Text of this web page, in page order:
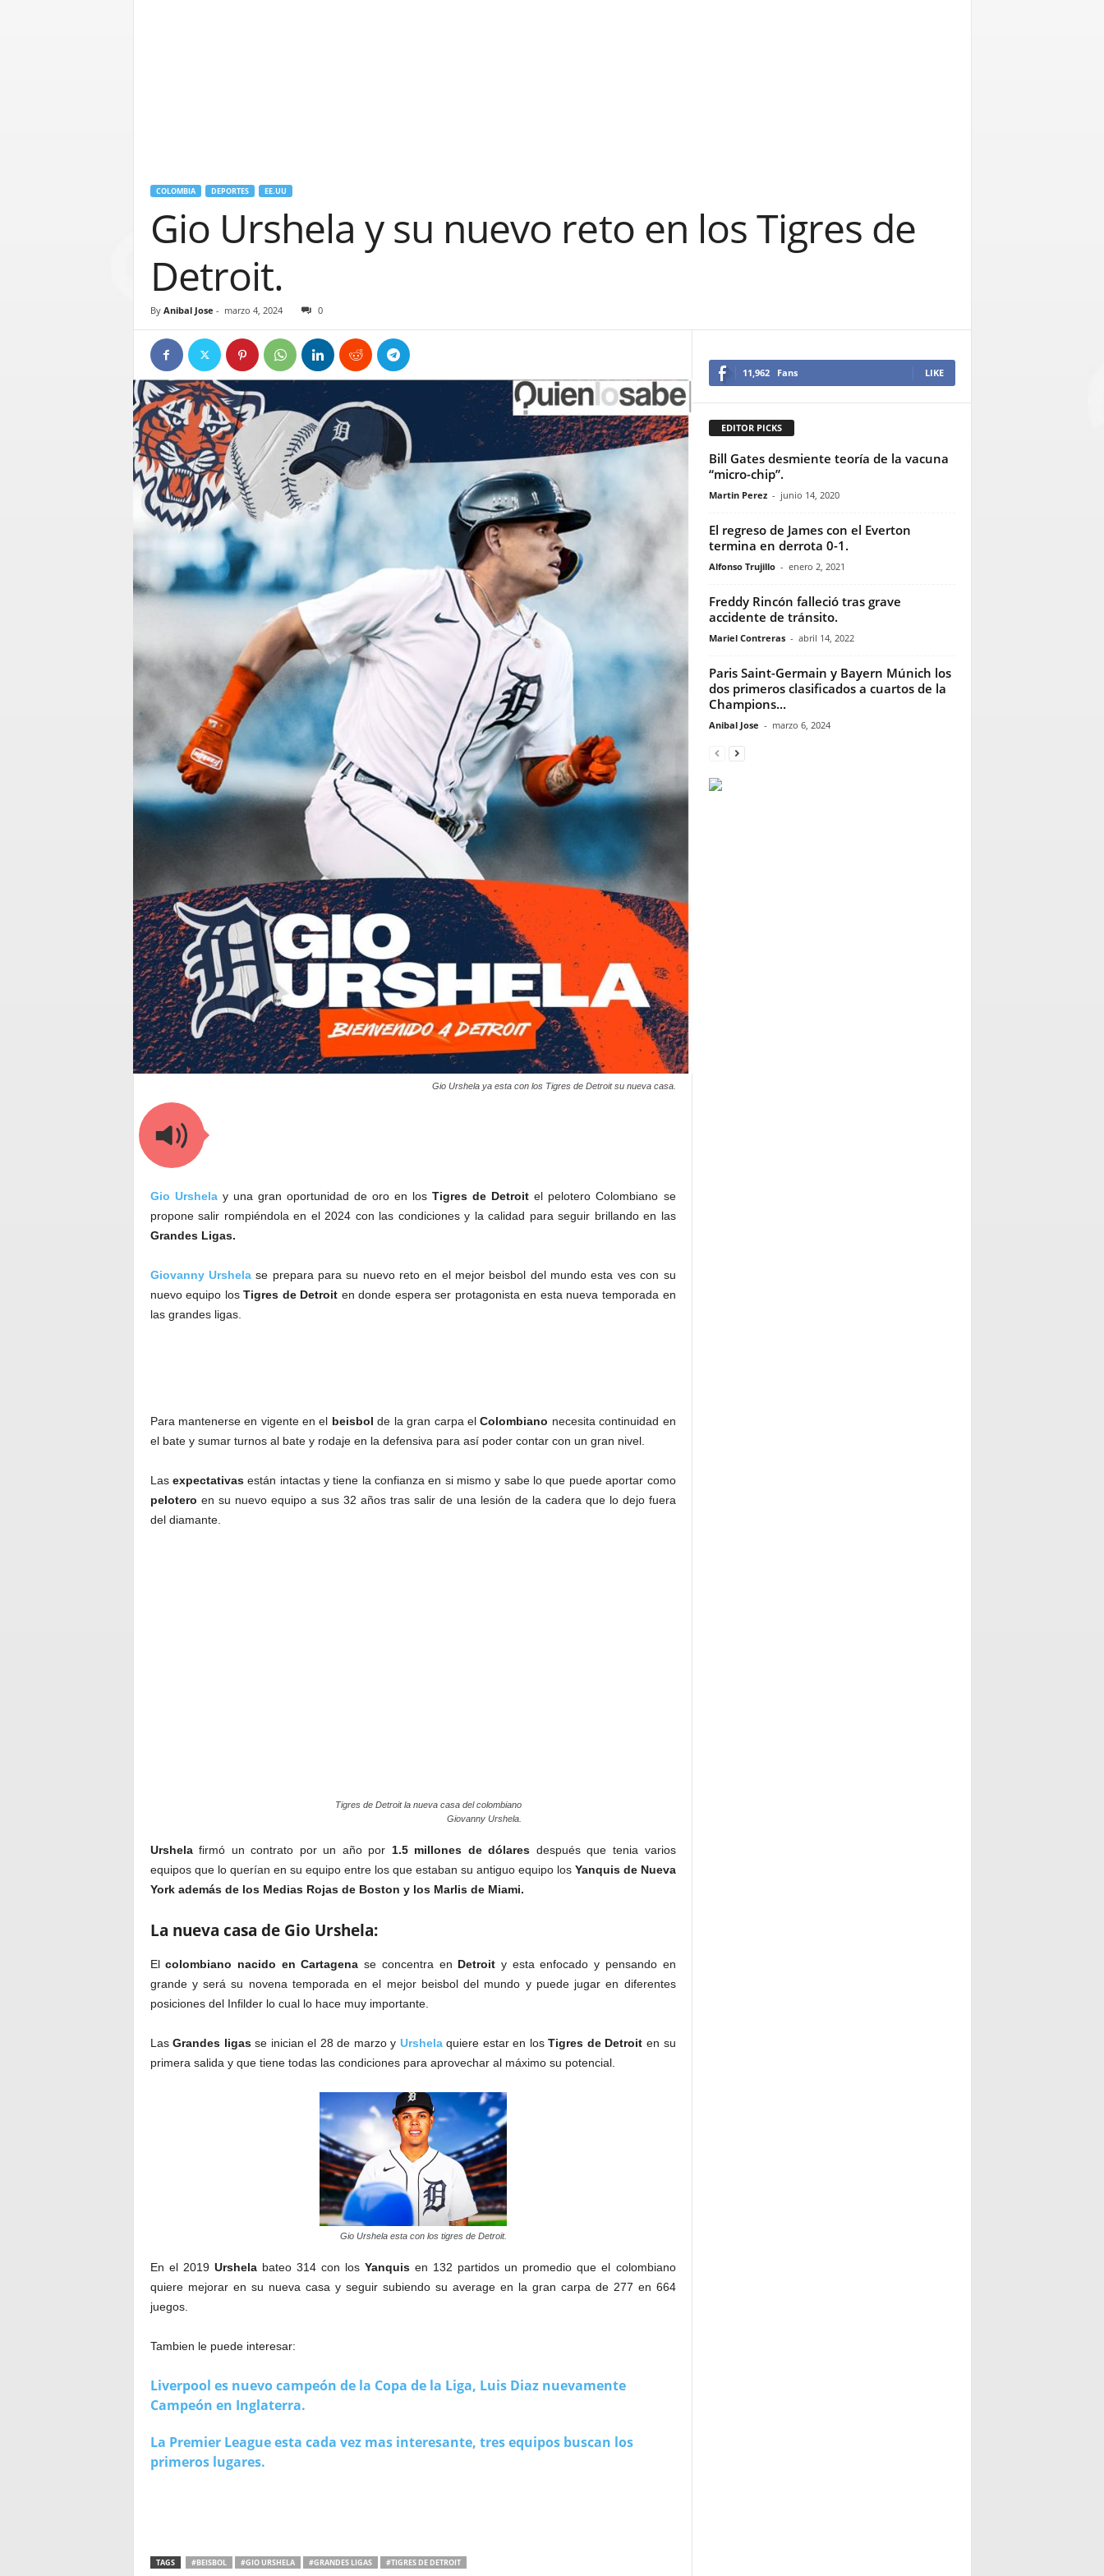
COLOMBIA DEPORTES EE.UU
Gio Urshela y su nuevo reto en los Tigres de
Detroit.
By Anibal Jose - marzo 4, 2024 0
Gio Urshela ya esta con los Tigres de Detroit su nueva casa.
Gio Urshelay una gran oportunidad de oro en losTigres de Detroit el pelotero Colombiano se
propone salir rompiéndola en el 2024 con las condiciones y la calidad para seguir brillando en las
Grandes Ligas.
Giovanny Urshelase prepara para su nuevo reto en el mejor beisbol del mundo esta ves con su
nuevo equipo losTigres de Detroit en donde espera ser protagonista en esta nueva temporada en
las grandes ligas.
Para mantenerse en vigente en el beisbol de la gran carpa elColombiano necesita continuidad en
el bate y sumar turnos al bate y rodaje en la defensiva para así poder contar con un gran nivel.
Las expectativasestán intactas y tiene la confianza en si mismo y sabe lo que puede aportar como
pelotero en su nuevo equipo a sus 32 años tras salir de una lesión de la cadera que lo dejo fuera
del diamante.
Tigres de Detroit la nueva casa del colombiano
Giovanny Urshela.
Urshelafirmó un contrato por un año por 1.5 millones de dólares después que tenia varios
equipos que lo querían en su equipo entre los que estaban su antiguo equipo los Yanquis de Nueva
York además de los Medias Rojas de Boston y los Marlis de Miami.
La nueva casa de Gio Urshela:
Elcolombiano nacido en Cartagena se concentra en Detroit y esta enfocado y pensando en
grande y será su novena temporada en el mejor beisbol del mundo y puede jugar en diferentes
posiciones del Infilder lo cual lo hace muy importante.
LasGrandes ligasse inician el 28 de marzo y Urshelaquiere estar en losTigres de Detroit en su
primera salida y que tiene todas las condiciones para aprovechar al máximo su potencial.
Gio Urshela esta con los tigres de Detroit.
En el 2019 Urshelabateo 314 con los Yanquis en 132 partidos un promedio que el colombiano
quiere mejorar en su nueva casa y seguir subiendo su average en la gran carpa de 277 en 664
juegos.
Tambien le puede interesar:
Liverpool es nuevo campeón de la Copa de la Liga, Luis Diaz nuevamente
Campeón en Inglaterra.
La Premier League esta cada vez mas interesante, tres equipos buscan los
primeros lugares.
TAGS #BEISBOL #GIO URSHELA #GRANDES LIGAS #TIGRES DE DETROIT
11,962 Fans LIKE
EDITOR PICKS
Bill Gates desmiente teoría de la vacuna
“micro-chip”.
Martin Perez - junio 14, 2020
El regreso de James con el Everton
termina en derrota 0-1.
Alfonso Trujillo - enero 2, 2021
Freddy Rincón falleció tras grave
accidente de tránsito.
Mariel Contreras - abril 14, 2022
Paris Saint-Germain y Bayern Múnich los
dos primeros clasificados a cuartos de la
Champions...
Anibal Jose - marzo 6, 2024